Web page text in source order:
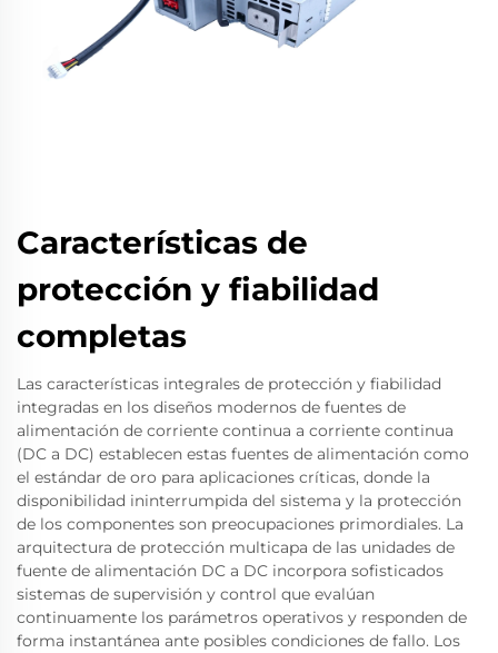
Características de
protección y fiabilidad
completas
Las características integrales de protección y fiabilidad
integradas en los diseños modernos de fuentes de
alimentación de corriente continua a corriente continua
(DC a DC) establecen estas fuentes de alimentación como
el estándar de oro para aplicaciones críticas, donde la
disponibilidad ininterrumpida del sistema y la protección
de los componentes son preocupaciones primordiales. La
arquitectura de protección multicapa de las unidades de
fuente de alimentación DC a DC incorpora sofisticados
sistemas de supervisión y control que evalúan
continuamente los parámetros operativos y responden de
forma instantánea ante posibles condiciones de fallo. Los